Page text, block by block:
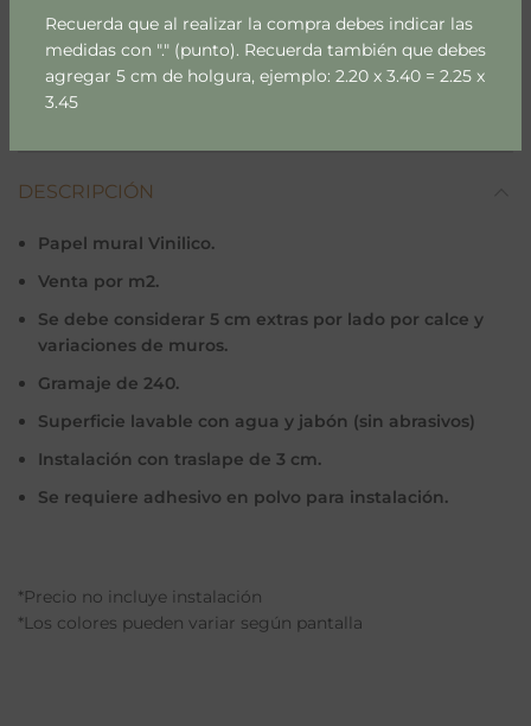
Recuerda que al realizar la compra debes indicar las
medidas con "." (punto). Recuerda también que debes
agregar 5 cm de holgura, ejemplo: 2.20 x 3.40 = 2.25 x
3.45
Etiquetas:papel mural, papel mural m2
Compartir
DESCRIPCIÓN
Papel mural Vinilico.
Venta por m2.
Se debe considerar 5 cm extras por lado por calce y
variaciones de muros.
Gramaje de 240.
Superficie lavable con agua y jabón (sin abrasivos)
Instalación con traslape de 3 cm.
Se requiere adhesivo en polvo para instalación.
*Precio no incluye instalación
*Los colores pueden variar según pantalla